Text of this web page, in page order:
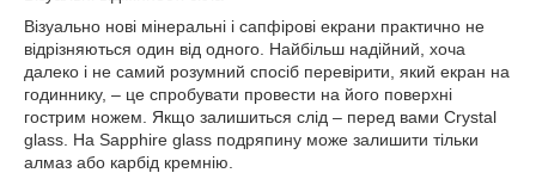
Візуально нові мінеральні і сапфірові екрани практично не
відрізняються один від одного. Найбільш надійний, хоча
далеко і не самий розумний спосіб перевірити, який екран на
годиннику, – це спробувати провести на його поверхні
гострим ножем. Якщо залишиться слід – перед вами Crystal
glass. На Sapphire glass подряпину може залишити тільки
алмаз або карбід кремнію.